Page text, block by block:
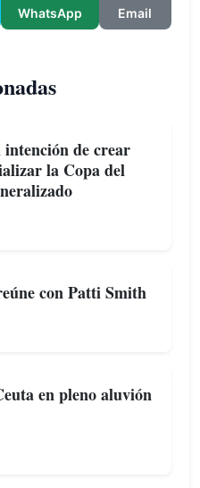
WhatsApp Email
de crear
la Copa del
con Patti Smith
en pleno aluvión